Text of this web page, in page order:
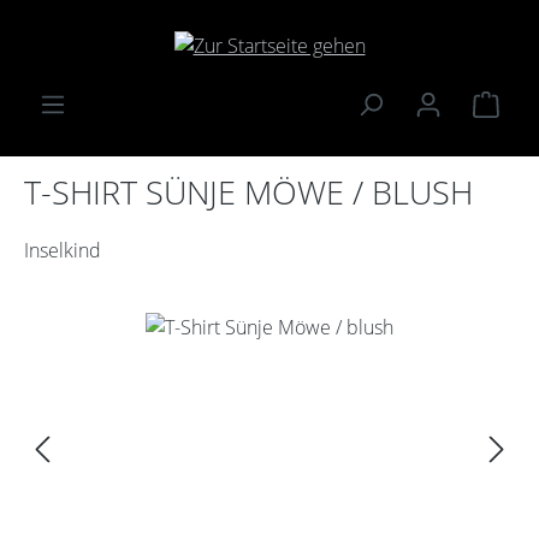
Zum Hauptinhalt springen
T-SHIRT SÜNJE MÖWE / BLUSH
Inselkind
Bildergalerie überspringen